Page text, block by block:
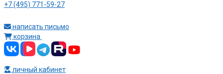
+7 (495) 771-59-27
написать письмо
корзина
личный кабинет